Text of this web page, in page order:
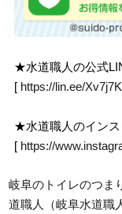
★水道職人の公式
[ https://lin.ee/
★水道職人のインス
[ https://
岐阜のトイレのつま
道職人（岐阜水道職